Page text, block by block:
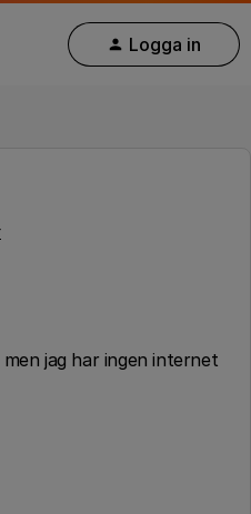
Logga in
jag har ingen internet